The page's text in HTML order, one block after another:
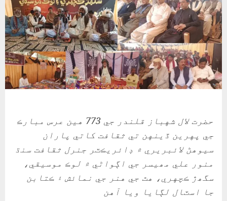
حض
رت لال شهباز قلندر جي 773 هين عرس مبارڪ
جي پهرين ڏينهن تي ثقافت کاتي پاران
سيوهڻ لائبريري ۾ ڊائريڪٽر جنرل ثقافت سنڌ
منور علي مھيسر جي اڳواڻي ۾ لوڪ موسيقي،
سگھڙ ڪچهري، هٿ جي هنر جي نمائش ۽ ڪتابن
جا اسٽال لڳايا ويا آهن